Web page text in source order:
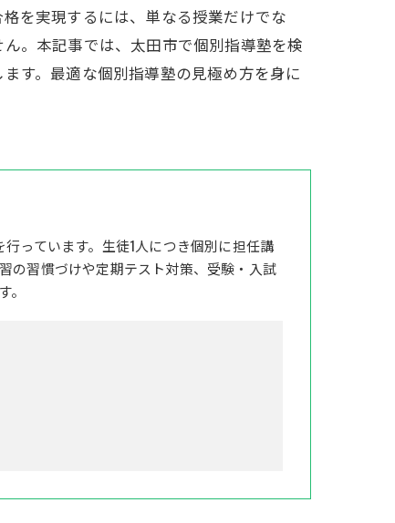
を実現するには、単なる授業だけでな
。本記事では、太田市で個別指導塾を検
す。最適な個別指導塾の見極め方を身に
っています。生徒1人につき個別に担任講
の習慣づけや定期テスト対策、受験・入試